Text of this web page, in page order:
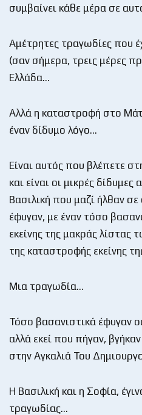
συμβαίνει κάθε μέρα σε
Αμέτρητες τραγωδίες που
(σαν σήμερα, τρεις μέρες
Ελλάδα…
Αλλά η καταστροφή στο
έναν δίδυμο λόγο…
Είναι αυτός που βλέπετε
και είναι οι μικρές
Βασιλική που μαζί ήλθαν
έφυγαν, με έναν τόσο
εκείνης της μακράς
της καταστροφής εκείνης
Μια τραγωδία…
Τόσο βασανιστικά έφυγαν
αλλά εκεί που πήγαν,
στην Αγκαλιά Του
Η Βασιλική και η Σοφία,
τραγωδίας…